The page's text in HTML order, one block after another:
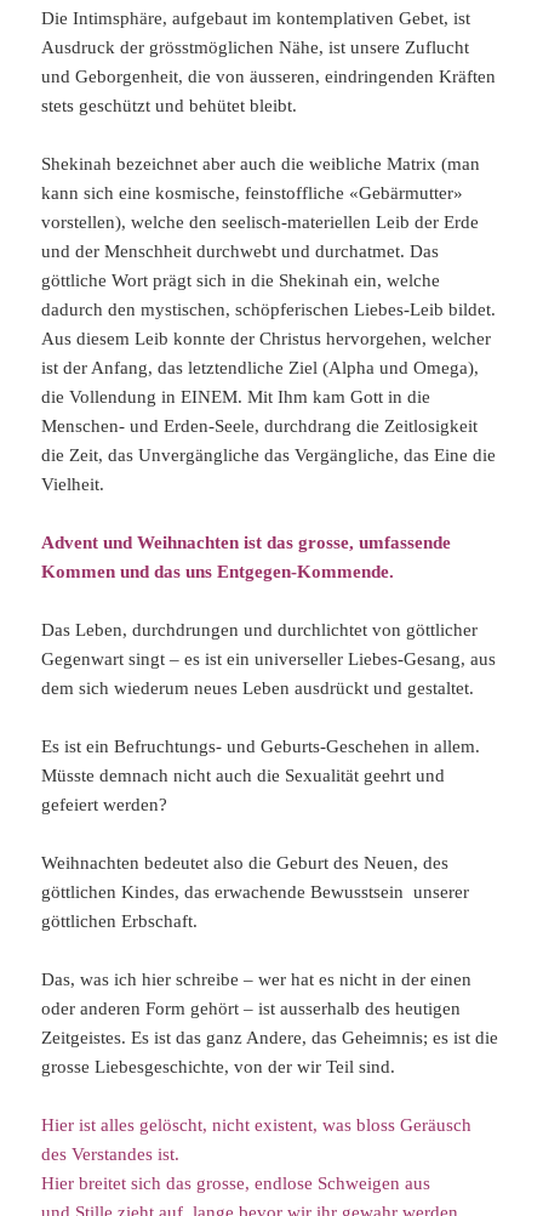
Die Intimsphäre, aufgebaut im kontemplativen Gebet, ist
Ausdruck der grösstmöglichen Nähe, ist unsere Zuflucht
und Geborgenheit, die von äusseren, eindringenden Kräften
stets geschützt und behütet bleibt.
Shekinah bezeichnet aber auch die weibliche Matrix (man
kann sich eine kosmische, feinstoffliche «Gebärmutter»
vorstellen), welche den seelisch-materiellen Leib der Erde
und der Menschheit durchwebt und durchatmet. Das
göttliche Wort prägt sich in die Shekinah ein, welche
dadurch den mystischen, schöpferischen Liebes-Leib bildet.
Aus diesem Leib konnte der Christus hervorgehen, welcher
ist der Anfang, das letztendliche Ziel (Alpha und Omega),
die Vollendung in EINEM. Mit Ihm kam Gott in die
Menschen- und Erden-Seele, durchdrang die Zeitlosigkeit
die Zeit, das Unvergängliche das Vergängliche, das Eine die
Vielheit.
Advent und Weihnachten ist das grosse, umfassende
Kommen und das uns Entgegen-Kommende.
Das Leben, durchdrungen und durchlichtet von göttlicher
Gegenwart singt – es ist ein universeller Liebes-Gesang, aus
dem sich wiederum neues Leben ausdrückt und gestaltet.
Es ist ein Befruchtungs- und Geburts-Geschehen in allem.
Müsste demnach nicht auch die Sexualität geehrt und
gefeiert werden?
Weihnachten bedeutet also die Geburt des Neuen, des
göttlichen Kindes, das erwachende Bewusstsein unserer
göttlichen Erbschaft.
Das, was ich hier schreibe – wer hat es nicht in der einen
oder anderen Form gehört – ist ausserhalb des heutigen
Zeitgeistes. Es ist das ganz Andere, das Geheimnis; es ist die
grosse Liebesgeschichte, von der wir Teil sind.
Hier ist alles gelöscht, nicht existent, was bloss Ge­räusch
des Verstandes ist.
Hier breitet sich das grosse, endlose Schweigen aus